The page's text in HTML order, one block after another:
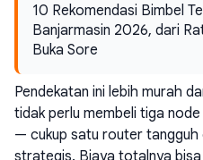
10 Rekomendasi Bimbel
Banjarmasin 2026, dari
Buka Sore
Pendekatan ini lebih murah
tidak perlu membeli tiga
— cukup satu router tangguh
strategis. Biaya totalnya bisa